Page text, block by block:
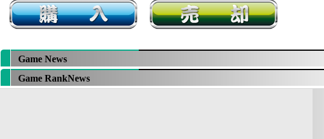
Game News
Game RankNews